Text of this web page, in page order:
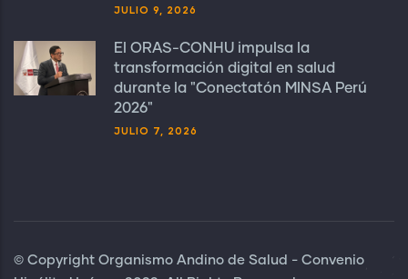
JULIO 9, 2026
El ORAS-CONHU impulsa la
transformación digital en salud
durante la "Conectatón MINSA Perú
2026"
JULIO 7, 2026
© Copyright Organismo Andino de Salud - Convenio